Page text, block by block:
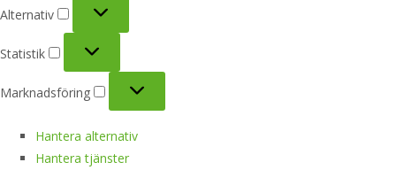
Alternativ
Statistik
Marknadsföring
Hantera alternativ
Hantera tjänster